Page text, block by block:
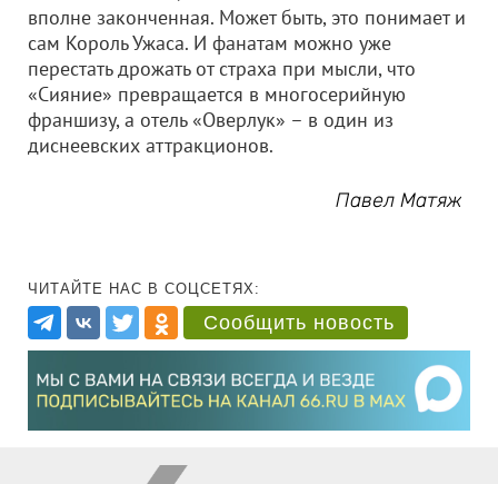
вполне законченная. Может быть, это понимает и
сам Король Ужаса. И фанатам можно уже
перестать дрожать от страха при мысли, что
«Сияние» превращается в многосерийную
франшизу, а отель «Оверлук» – в один из
диснеевских аттракционов.
Павел Матяж
ЧИТАЙТЕ НАС В СОЦСЕТЯХ:
Сообщить новость